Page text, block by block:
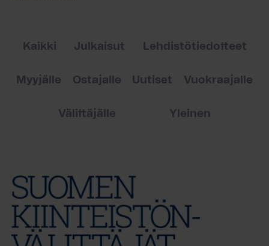
Kaikki Julkaisut Lehdistötiedotteet
Myyjälle Ostajalle Uutiset Vuokraajalle
Välittäjälle Yleinen